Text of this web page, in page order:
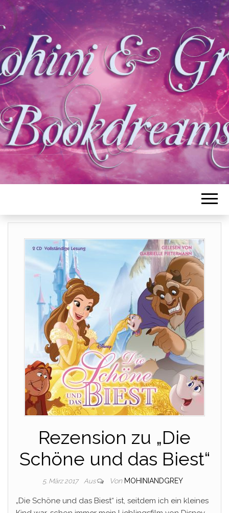
Rezension zu „Die
Schöne und das Biest“
5. März 2017 Aus Von MOHINIANDGREY
„Die Schöne und das Biest“ ist, seitdem ich ein kleines